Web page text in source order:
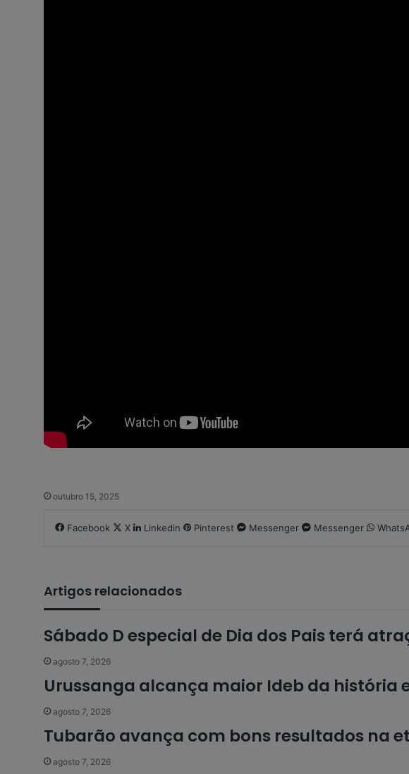
outubro 15, 2025
Facebook X Linkedin Pinterest Messenger Messenger
Artigos relacionados
Sábado D especial de Dia dos Pais terá
agosto 7, 2026
Urussanga alcança maior Ideb da história
agosto 7, 2026
Tubarão avança com bons resultados na
agosto 7, 2026